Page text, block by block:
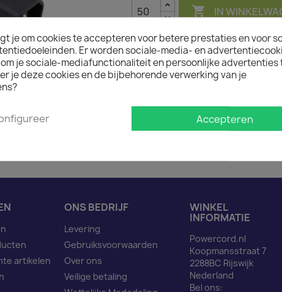
 IN
Op voorraad : 1 week
Minimale afname van het product
Netsnoer C14 naar C13 zwart
artikelen
ONS BEDRIJF
Levering
Gebruiksvoorwaarden
Over ons
Veilige betaling
WINKEL
INFORMATIE
Powercord.nl
Koopmansstraat 7
2288BC Rijswijk
Nederland
Bel ons:
je om cookies te accepteren voor betere prestaties en voor
Er worden sociale-media- en
je sociale-mediafunctionaliteit en persoonlijke advertenties
je deze cookies en de bijbehorende verwerking van je
Accepteren